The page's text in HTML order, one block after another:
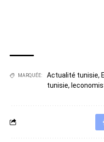
MARQUÉE: Actualité tunisie,
tunisie,